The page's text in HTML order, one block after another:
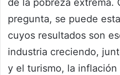
de la pobreza extrema.
pregunta, se puede
cuyos resultados son
industria creciendo,
y el turismo, la